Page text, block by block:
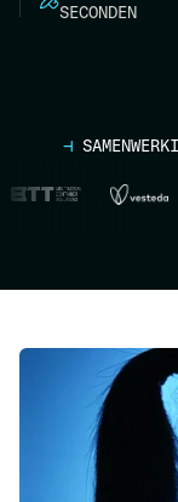
SECONDEN
⊣